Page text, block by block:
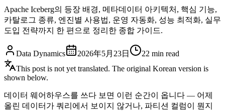
Apache Iceberg의 등장 배경, 메타데이터 아키텍처, 핵심 기능,
카탈로그 종류, 엔진별 사용법, 운영 자동화, 성능 최적화, 실무
도입 전략까지 한 편으로 정리한 종합 가이드.
Data Dynamics 2026年5月23日 22 min read
This post is not yet translated. The original Korean version is
shown below.
데이터 웨어하우스를 쓰다 보면 이런 순간이 옵니다 — 어제
올린 데이터가 쿼리에서 보이지 않거나, 파티션 컬럼이 뭔지